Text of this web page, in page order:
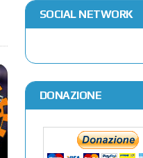
SOCIAL NETWORK
DONAZIONE